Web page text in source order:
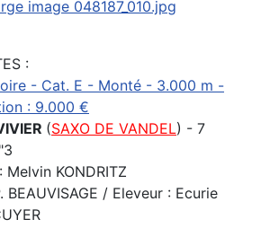
:
- Cat. E - Monté - 3.000 m -
: 9.000 €
(SAXO DE VANDEL) - 7
KONDRITZ
BEAUVISAGE / Eleveur : Ecurie